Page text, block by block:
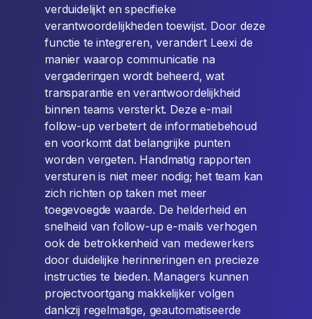
verduidelijkt en specifieke
verantwoordelijkheden toewijst. Door deze
functie te integreren, verandert Leexi de
manier waarop communicatie na
vergaderingen wordt beheerd, wat
transparantie en verantwoordelijkheid
binnen teams versterkt. Deze e-mail
follow-up verbetert de informatiebehoud
en voorkomt dat belangrijke punten
worden vergeten. Handmatig rapporten
versturen is niet meer nodig; het team kan
zich richten op taken met meer
toegevoegde waarde. De helderheid en
snelheid van follow-up e-mails verhogen
ook de betrokkenheid van medewerkers
door duidelijke herinneringen en precieze
instructies te bieden. Managers kunnen
projectvoortgang makkelijker volgen
dankzij regelmatige, geautomatiseerde